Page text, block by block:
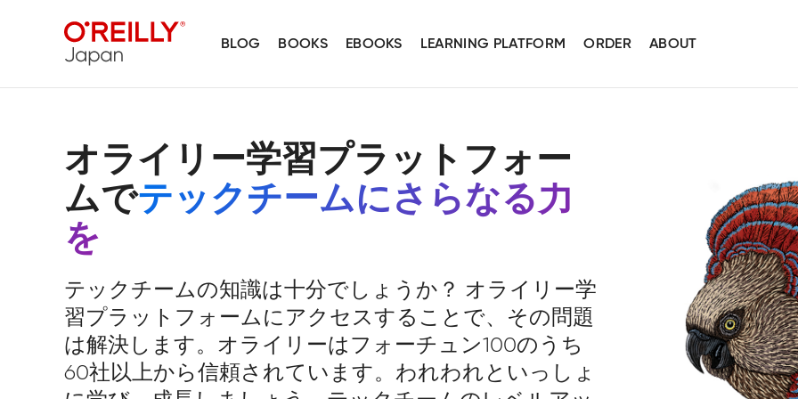
BLOG BOOKS EBOOKS LEARNING PLATFORM ORDER ABOUT
オライリー学習プラットフォー
ムでテックチームにさらなる力
を
テックチームの知識は十分でしょうか？ オライリー学
習プラットフォームにアクセスすることで、その問題
は解決します。オライリーはフォーチュン100のうち
60社以上から信頼されています。われわれといっしょ